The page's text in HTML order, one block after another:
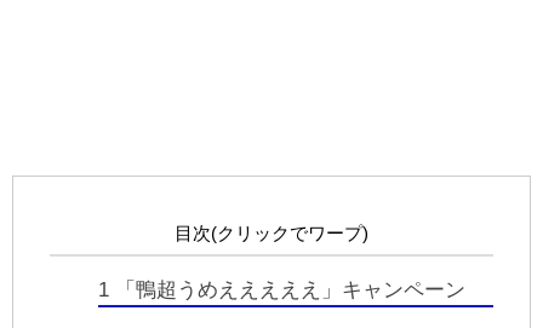
目次(クリックでワープ)
1 「鴨超うめえええええ」キャンペーン